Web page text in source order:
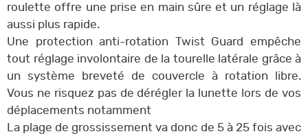
roulette offre une prise en main sûre et un réglage là
aussi plus rapide.
Une protection anti-rotation Twist Guard empêche
tout réglage involontaire de la tourelle latérale grâce à
un système breveté de couvercle à rotation libre.
Vous ne risquez pas de dérégler la lunette lors de vos
déplacements notamment
La plage de grossissement va donc de 5 à 25 fois avec